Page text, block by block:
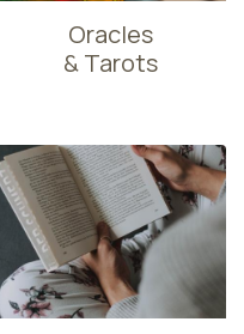
Oracles
& Tarots